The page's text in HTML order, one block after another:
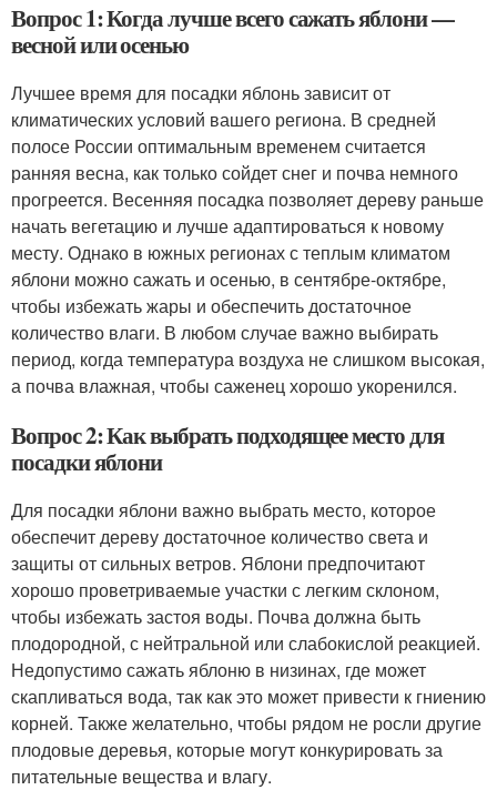
Вопрос 1: Когда лучше всего сажать яблони —
весной или осенью
Лучшее время для посадки яблонь зависит от
климатических условий вашего региона. В средней
полосе России оптимальным временем считается
ранняя весна, как только сойдет снег и почва немного
прогреется. Весенняя посадка позволяет дереву раньше
начать вегетацию и лучше адаптироваться к новому
месту. Однако в южных регионах с теплым климатом
яблони можно сажать и осенью, в сентябре-октябре,
чтобы избежать жары и обеспечить достаточное
количество влаги. В любом случае важно выбирать
период, когда температура воздуха не слишком высокая,
а почва влажная, чтобы саженец хорошо укоренился.
Вопрос 2: Как выбрать подходящее место для
посадки яблони
Для посадки яблони важно выбрать место, которое
обеспечит дереву достаточное количество света и
защиты от сильных ветров. Яблони предпочитают
хорошо проветриваемые участки с легким склоном,
чтобы избежать застоя воды. Почва должна быть
плодородной, с нейтральной или слабокислой реакцией.
Недопустимо сажать яблоню в низинах, где может
скапливаться вода, так как это может привести к гниению
корней. Также желательно, чтобы рядом не росли другие
плодовые деревья, которые могут конкурировать за
питательные вещества и влагу.